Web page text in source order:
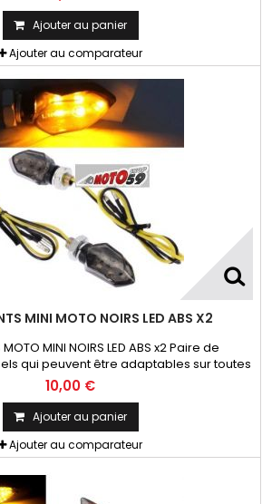
Ajouter au panier
Ajouter au comparateur
MINI MOTO NOIRS LED ABS X2
MOTO MINI NOIRS LED ABS x2 Paire de
qui peuvent être adaptables sur toutes
motos ou scooters
10,00 €
Ajouter au panier
Ajouter au comparateur